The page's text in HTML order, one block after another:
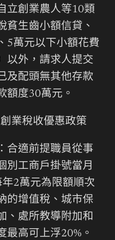
立創業農人等10類
貧生齒小額信貸、
5萬元以下小額花費
以外，請求人提交
及配頭無其他存款
額度30萬元。
業稅收優惠政策
合適前提職員從事
別工商戶掛號當月
2萬元為限額順次
的增值稅、城市保
、處所教導附加和
最高可上浮20%。